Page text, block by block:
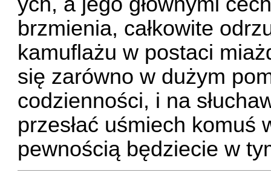
brzmienia, całkowite
kamuflażu w postaci
się zarówno w dużym
codzienności, i na
przesłać uśmiech komuś
pewnością będziecie w